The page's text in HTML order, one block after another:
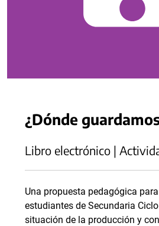
¿Dónde
Libro electrónico |
Una propuesta pedagógica
estudiantes de Secundaria
situación de la producción y